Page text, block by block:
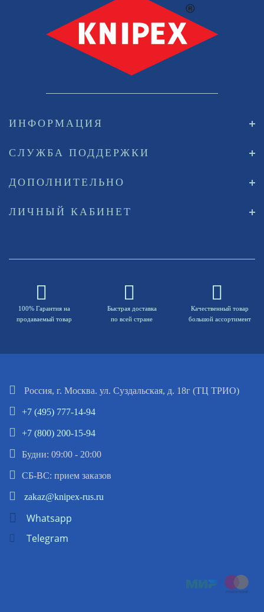
ИНФОРМАЦИЯ
СЛУЖБА ПОДДЕРЖКИ
ДОПОЛНИТЕЛЬНО
ЛИЧНЫЙ КАБИНЕТ
100% Гарантия на
продаваемый товар
Быстрая доставка
по всей стране
Качественный товар
большой ассортимент
Россия, г. Москва. ул. Суздальская, д. 18г (ТЦ ТРИО)
+7 (495) 777-14-94
+7 (800) 200-15-94
Будни: 09:00 - 20:00
СБ-ВС: прием заказов
zakaz@knipex-rus.ru
Whatsapp
Telegram